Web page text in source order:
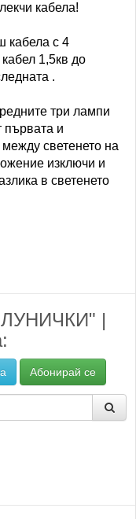
кабела!
кабела с 4
1,5кв до
.
три лампи
първата и
светенето на
изключи и
в светенето
|
Абонирай се